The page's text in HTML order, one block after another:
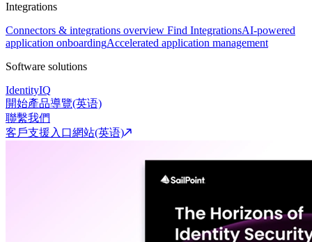
Integrations
Connectors & integrations overview Find IntegrationsAI-powered
application onboardingAccelerated application management
Software solutions
IdentityIQ
開始產品導覽(英语)
聯繫我們
客戶支援入口網站(英语)